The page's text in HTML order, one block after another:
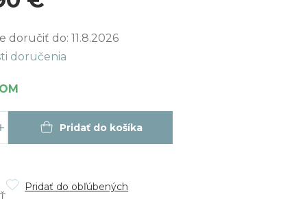
doručiť do: 11.8.2026
doručenia
Pridať do košíka
Pridať do obľúbených